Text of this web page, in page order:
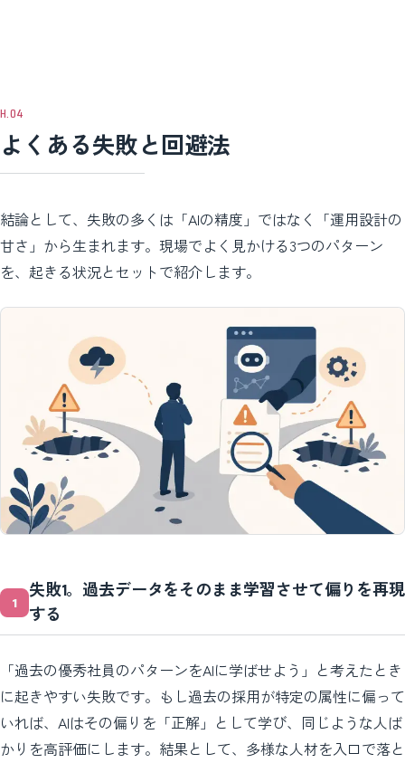
よくある失敗と回避法
結論として、失敗の多くは「AIの精度」ではなく「運用設計の
甘さ」から生まれます。現場でよく見かける3つのパターン
を、起きる状況とセットで紹介します。
失敗1。過去データをそのまま学習させて偏りを再現
する
「過去の優秀社員のパターンをAIに学ばせよう」と考えたとき
に起きやすい失敗です。もし過去の採用が特定の属性に偏って
いれば、AIはその偏りを「正解」として学び、同じような人ば
かりを高評価にします。結果として、多様な人材を入口で落と